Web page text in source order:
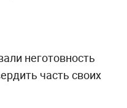
неготовность
часть своих